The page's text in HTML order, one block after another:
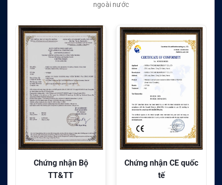
ngoài nước
Chứng nhận Bộ
TT&TT
Chứng nhận CE quốc
tế